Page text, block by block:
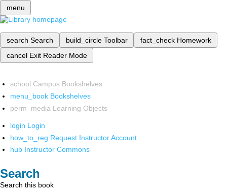
menu
search Search build_circle Toolbar fact_check Homework
cancel Exit Reader Mode
school Campus Bookshelves
menu_book Bookshelves
perm_media Learning Objects
login Login
how_to_reg Request Instructor Account
hub Instructor Commons
Search
Search this book